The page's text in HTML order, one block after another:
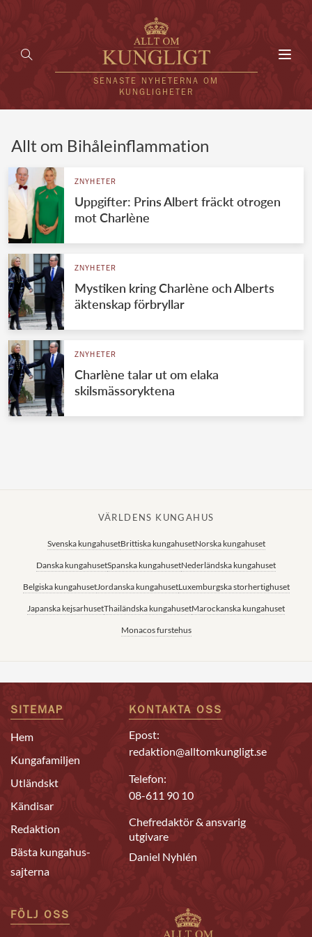
SENASTE NYHETERNA OM
KUNGLIGHETER
UTLÄNDSKT
VÄRLDENS KUNGAHUS
Svenska kungahuset
Brittiska kungahuset
Danska kungahuset
REDAKTION
Allt om Bihåleinflammation
ZNYHETER
Uppgifter: Prins Albert fräckt otrogen
mot Charlène
ZNYHETER
Mystiken kring Charlène och Alberts
äktenskap förbryllar
ZNYHETER
Charlène talar ut om elaka
skilsmässoryktena
VÄRLDENS KUNGAHUS
Svenska kungahusetBrittiska kungahusetNorska kungahuset
Danska kungahusetSpanska kungahusetNederländska kungahuset
Belgiska kungahusetJordanska kungahusetLuxemburgska storhertighuset
Japanska kejsarhusetThailändska kungahusetMarockanska kungahuset
Monacos furstehus
SITEMAP
Hem
Kungafamiljen
Utländskt
Kändisar
Redaktion
Bästa kungahus-
sajterna
KONTAKTA OSS
Epost:
redaktion@alltomkungligt.se
Telefon:
08-611 90 10
Chefredaktör & ansvarig
utgivare
Daniel Nyhlén
FÖLJ OSS